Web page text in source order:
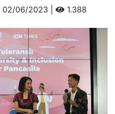
02/06/2023 | 1.388